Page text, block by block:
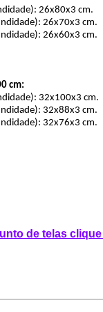
26x80x3 cm.
26x70x3 cm.
26x60x3 cm.
cm:
32x100x3 cm.
32x88x3 cm.
32x76x3 cm.
de telas